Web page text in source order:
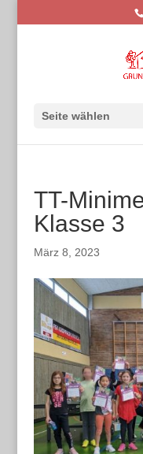
Seite wählen
TT-
Klasse 3
März 8, 2023